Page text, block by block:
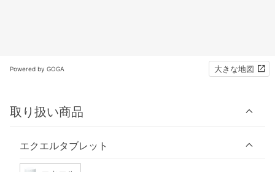
Powered by GOGA 大きな地図
取り扱い商品
エクエルタブレット